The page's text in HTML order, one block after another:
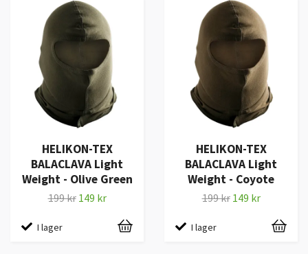
HELIKON-TEX
BALACLAVA Light
Weight - Olive Green
199 kr 149 kr
I lager
HELIKON-TEX
BALACLAVA Light
Weight - Coyote
199 kr 149 kr
I lager